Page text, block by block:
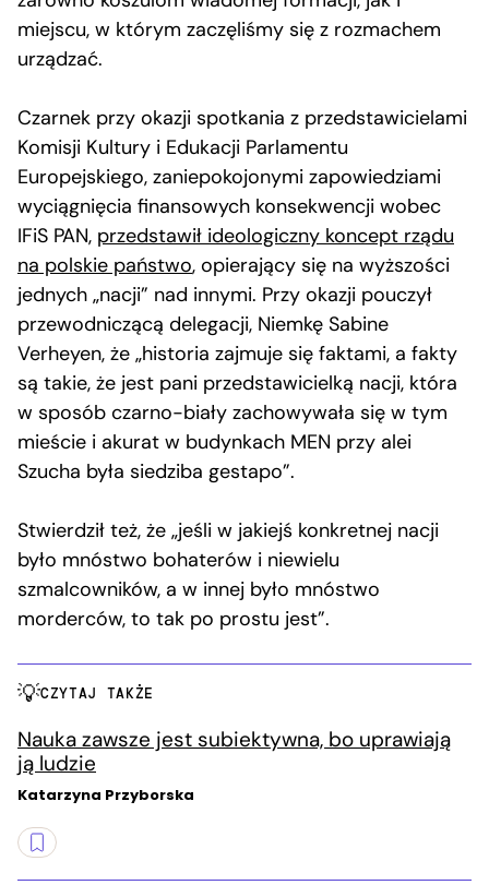
miejscu, w którym zaczęliśmy się z rozmachem
urządzać.
Czarnek przy okazji spotkania z przedstawicielami
Komisji Kultury i Edukacji Parlamentu
Europejskiego, zaniepokojonymi zapowiedziami
wyciągnięcia finansowych konsekwencji wobec
IFiS PAN, przedstawił ideologiczny koncept rządu
na polskie państwo, opierający się na wyższości
jednych „nacji” nad innymi. Przy okazji pouczył
przewodniczącą delegacji, Niemkę Sabine
Verheyen, że „historia zajmuje się faktami, a fakty
są takie, że jest pani przedstawicielką nacji, która
w sposób czarno-biały zachowywała się w tym
mieście i akurat w budynkach MEN przy alei
Szucha była siedziba gestapo”.
Stwierdził też, że „jeśli w jakiejś konkretnej nacji
było mnóstwo bohaterów i niewielu
szmalcowników, a w innej było mnóstwo
morderców, to tak po prostu jest”.
CZYTAJ TAKŻE
Nauka zawsze jest subiektywna, bo uprawiają
ją ludzie
Katarzyna Przyborska